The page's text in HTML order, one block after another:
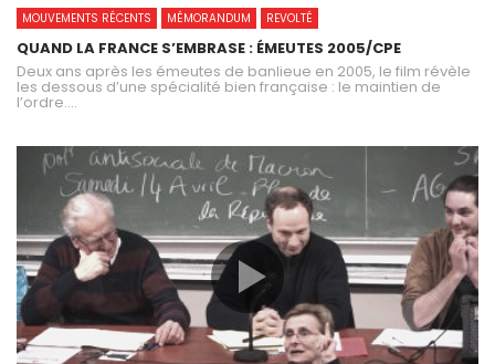
MOUVEMENTS RÉCENTS MÉMORANDUM REVOLTÉ
QUAND LA FRANCE S’EMBRASE : ÉMEUTES 2005/CPE
Deux ans après les émeutes de banlieue en 2005, le film révèle
les dessous d’une spécialité bien française : le maintien de
l’ordre....